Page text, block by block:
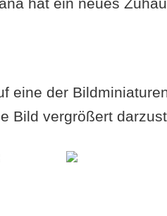
eine der
Bild vergrößert